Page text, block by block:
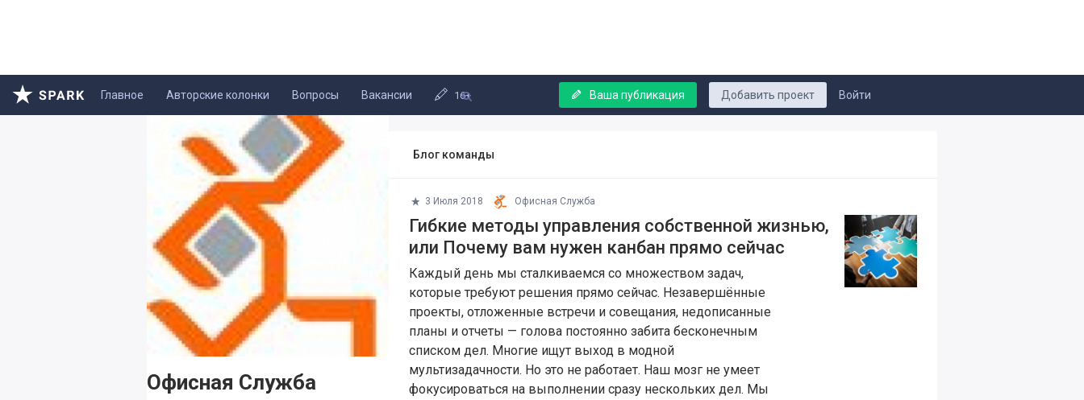
Войти
Добавить проект
Главное Авторские колонки Вопросы Вакансии Ваша публикация
16+
Офисная Служба
Блог команды
3 Июля 2018 Офисная Служба
Гибкие методы управления собственной жизнью,
или Почему вам нужен канбан прямо сейчас
Каждый день мы сталкиваемся со множеством задач,
которые требуют решения прямо сейчас. Незавершённые
проекты, отложенные встречи и совещания, недописанные
планы и отчеты — голова постоянно забита бесконечным
списком дел. Многие ищут выход в модной
мультизадачности. Но это не работает. Наш мозг не умеет
фокусироваться на выполнении сразу нескольких дел. Мы